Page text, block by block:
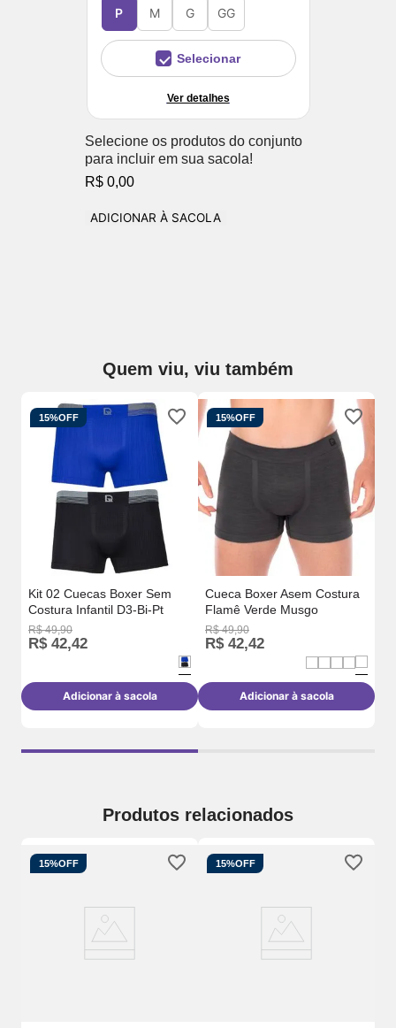
P M G GG
Selecionar
Ver detalhes
Selecione os produtos do conjunto
para incluir em sua sacola!
R$ 0,00
ADICIONAR À SACOLA
Quem viu, viu também
15%OFF
Kit 02 Cuecas Boxer Sem
Costura Infantil D3-Bi-Pt
R$ 49,90
R$ 42,42
Adicionar à sacola
15%OFF
Cueca Boxer Asem Costura
Flamê Verde Musgo
R$ 49,90
R$ 42,42
Adicionar à sacola
Produtos relacionados
15%OFF 15%OFF